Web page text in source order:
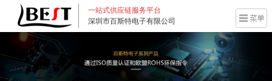
一站式供应链服务平台
深圳市百斯特电子有限公司